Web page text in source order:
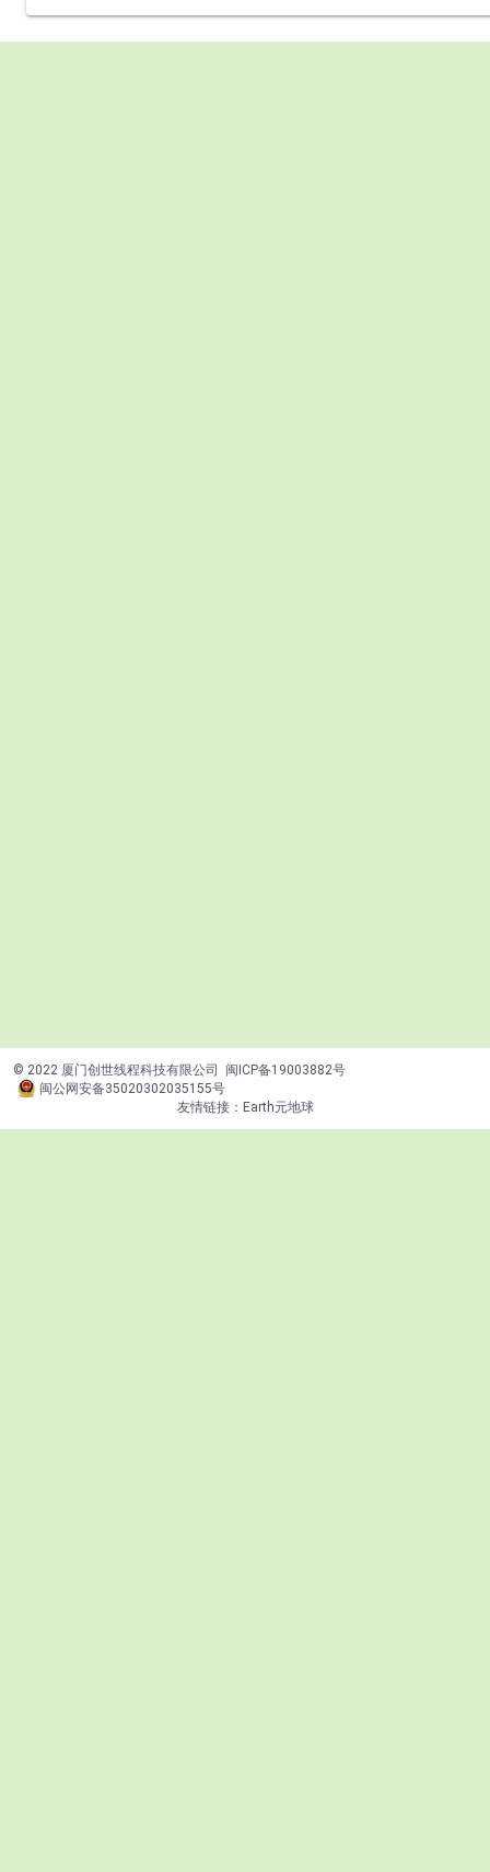
© 2022 厦门创世线程科技有限公司
闽ICP备19003882号
闽公网安备35020302035155号
友情链接： Earth元地球